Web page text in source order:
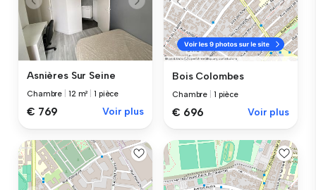
Asnières Sur Seine
Chambre 12 m² |1 pièce
€ 769 Voir plus
Bois Colombes
Chambre 1 pièce
€ 696 Voir plus